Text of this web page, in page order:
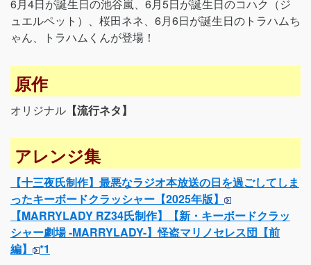
6月4日が誕生日の池谷嵐、6月5日が誕生日のコハク（ジ
ュエルペット）、桜田ネネ、6月6日が誕生日のトラハムち
ゃん、トラハムくんが登場！
原作
オリジナル 【流行ネタ】
アレンジ集
【十三夜氏制作】最悪なラジオ本放送の日を過ごしてしま
ったキーボードクラッシャー【2025年版】
【MARRYLADY RZ34氏制作】【新・キーボードクラッ
シャー劇場 -MARRYLADY-】怪盗マリノセレス団【前
編】
*1